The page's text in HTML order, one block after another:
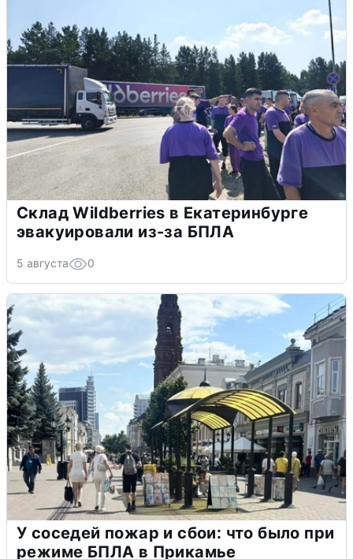
Склад Wildberries в Екатеринбурге
эвакуировали из-за БПЛА
5 августа 0
У соседей пожар и сбои: что было при
режиме БПЛА в Прикамье